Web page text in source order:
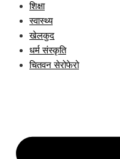
शिक्षा
स्वास्थ्य
खेलकुद
धर्म संस्कृति
चितवन सेरोफेरो